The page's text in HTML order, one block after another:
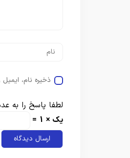
ذخیره نام،
لطفا پاسخ را به
یک × 1 =